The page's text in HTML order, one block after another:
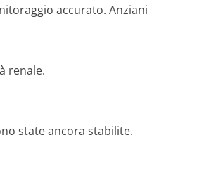
accurato. Anziani
renale.
state ancora stabilite.